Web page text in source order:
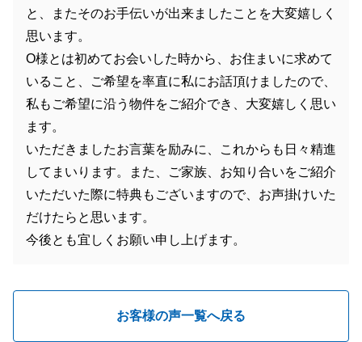
と、またそのお手伝いが出来ましたことを大変嬉しく
思います。
O様とは初めてお会いした時から、お住まいに求めて
いること、ご希望を率直に私にお話頂けましたので、
私もご希望に沿う物件をご紹介でき、大変嬉しく思い
ます。
いただきましたお言葉を励みに、これからも日々精進
してまいります。また、ご家族、お知り合いをご紹介
いただいた際に特典もございますので、お声掛けいた
だけたらと思います。
今後とも宜しくお願い申し上げます。
お客様の声一覧へ戻る